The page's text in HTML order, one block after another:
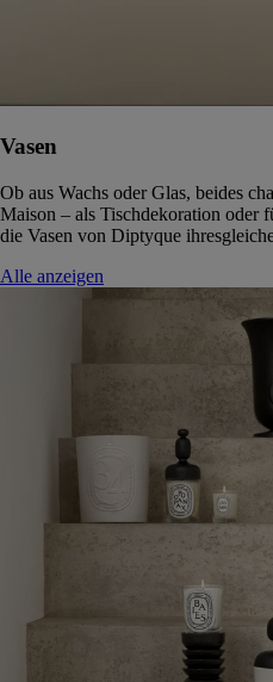
Vasen
Ob aus Wachs oder Glas, beides
Maison – als Tischdekoration oder
die Vasen von Diptyque
Alle anzeigen